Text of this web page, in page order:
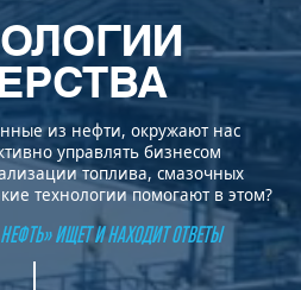
из нефти, окружают нас
управлять бизнесом
топлива, смазочных
технологии помогают в этом?
ИЩЕТ И НАХОДИТ ОТВЕТЫ
Масла и смазки
Бункерное топливо